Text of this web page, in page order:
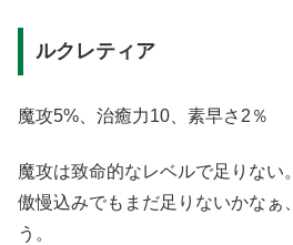
ルクレティア
魔攻5%、治癒力10、素早さ2％
魔攻は致命的なレベルで足りない。
傲慢込みでもまだ足りないかなぁ
う。